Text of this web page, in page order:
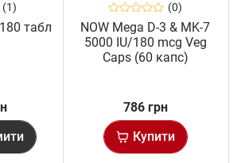
(1)
табл
(0)
NOW Mega D-3 & MK-7
5000 IU/180 mcg Veg
Caps (60 капс)
786 грн
Купити